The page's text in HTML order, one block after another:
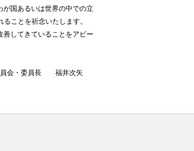
国あるいは世界の中での立
ことを祈念いたします。
してきていることをアピー
員会・委員長 福井次矢